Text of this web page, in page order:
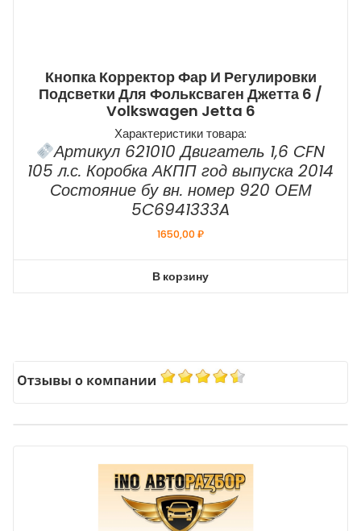
Кнопка Корректор Фар И Регулировки
Подсветки Для Фольксваген Джетта 6 /
Volkswagen Jetta 6
Характеристики товара:
Артикул 621010 Двигатель 1,6 CFN
105 л.с. Коробка АКПП год выпуска 2014
Состояние бу вн. номер 920 ОЕМ
5C6941333A
1650,00₽
В корзину